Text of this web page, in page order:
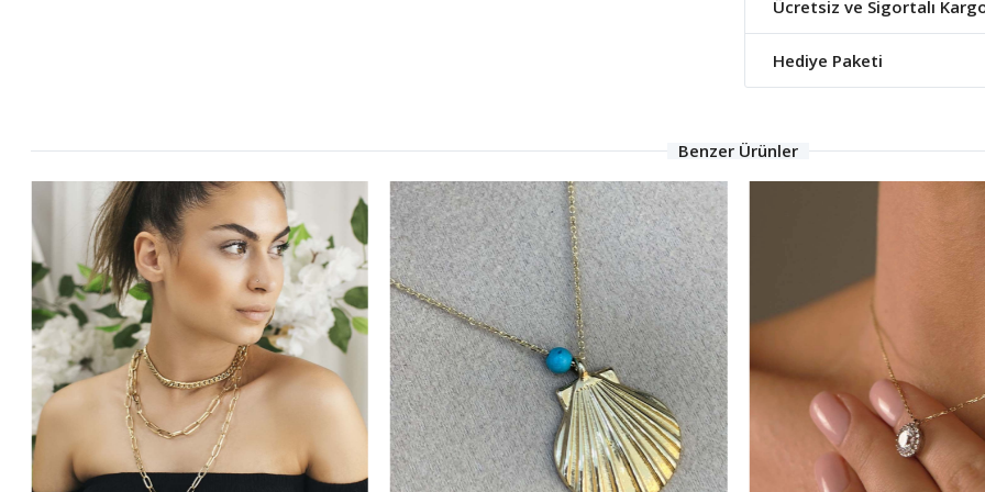
Ücretsiz ve Sigortalı
Hediye Paketi
Benzer Ürünler